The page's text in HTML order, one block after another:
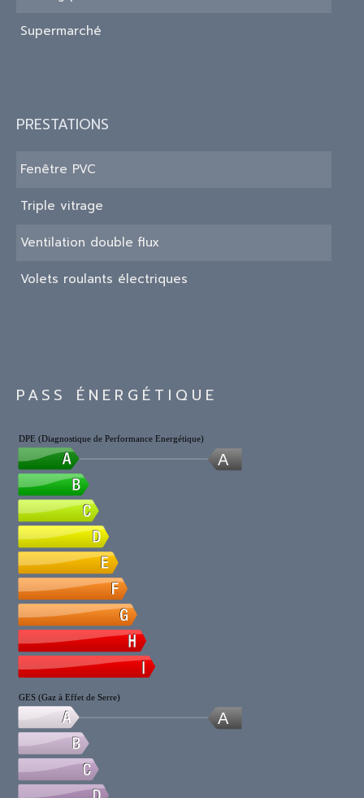
Supermarché
PRESTATIONS
Fenêtre PVC
Triple vitrage
Ventilation double flux
Volets roulants électriques
PASS ÉNERGÉTIQUE
A
DPE (Diagnostique de Performance Energétique)
A
GES (Gaz à Effet de Serre)